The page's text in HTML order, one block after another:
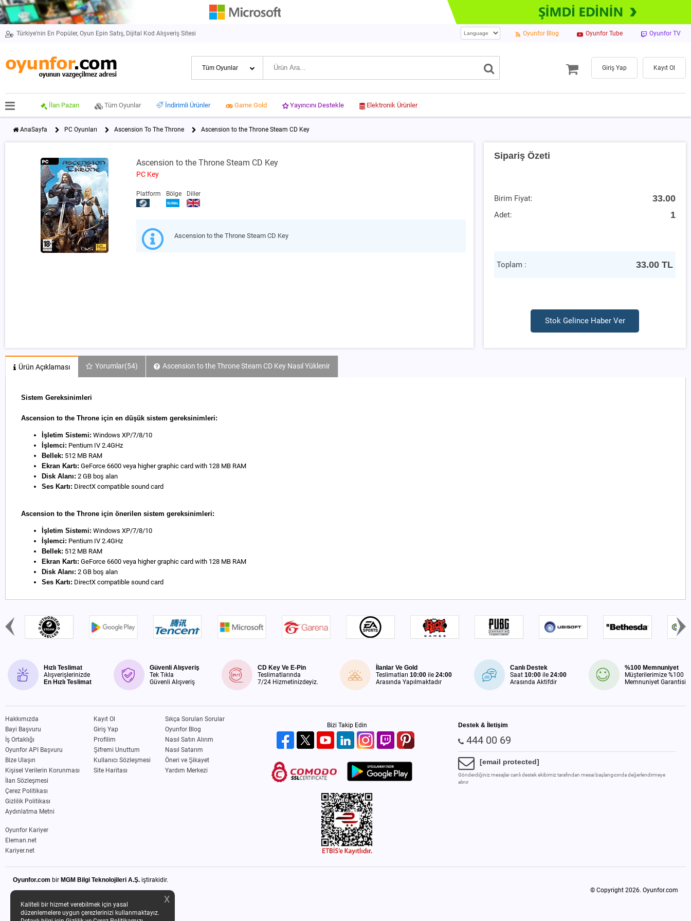
X
Kaliteli bir hizmet verebilmek için yasal
düzenlemelere uygun çerezlerinizi kullanmaktayız.
Türkiye'nin En Popüler, Oyun Epin Satış, Dijital Kod Alışveriş Sitesi Oyunfor Blog Oyunfor Tube Oyunfor TV
Giriş Yap Kayıt Ol
İlan Pazarı Tüm Oyunlar İndirimli Ürünler Game Gold Yayıncını Destekle Elektronik Ürünler
AnaSayfa PC Oyunları Ascension To The Throne Ascension to the Throne Steam CD Key
Ascension to the Throne Steam CD Key
PC Key
Platform Bölge Diller
Ascension to the Throne Steam CD Key
Sipariş Özeti
Birim Fiyat: 33.00
Adet: 1
Toplam : 33.00 TL
Stok Gelince Haber Ver
Ürün Açıklaması Yorumlar(54) Ascension to the Throne Steam CD Key Nasıl Yüklenir
Sistem Gereksinimleri
Ascension to the Throne için en düşük sistem gereksinimleri:
İşletim Sistemi: Windows XP/7/8/10
İşlemci: Pentium IV 2.4GHz
Bellek: 512 MB RAM
Ekran Kartı: GeForce 6600 veya higher graphic card with 128 MB RAM
Disk Alanı: 2 GB boş alan
Ses Kartı: DirectX compatible sound card
Ascension to the Throne için önerilen sistem gereksinimleri:
İşletim Sistemi: Windows XP/7/8/10
İşlemci: Pentium IV 2.4GHz
Bellek: 512 MB RAM
Ekran Kartı: GeForce 6600 veya higher graphic card with 128 MB RAM
Disk Alanı: 2 GB boş alan
Ses Kartı: DirectX compatible sound card
Hızlı Teslimat
Alışverişlerinizde
En Hızlı Teslimat
Güvenli Alışveriş
Tek Tıkla
Güvenli Alışveriş
CD Key Ve E-Pin
Teslimatlarında
7/24 Hizmetinizdeyiz.
İlanlar Ve Gold
Teslimatları10:00 ile24:00
Arasında Yapılmaktadır
Canlı Destek
Saat10:00 ile24:00
Arasında Aktifdir
%100 Memnuniyet
Müşterilerimize %100
Memnuniyet Garantisi
Hakkımızda
Bayi Başvuru
İş Ortaklığı
Oyunfor API Başvuru
Bize Ulaşın
Kişisel Verilerin Korunması
İlan Sözleşmesi
Çerez Politikası
Gizlilik Politikası
Aydınlatma Metni
Kayıt Ol
Giriş Yap
Profilim
Şifremi Unuttum
Kullanıcı Sözleşmesi
Site Haritası
Sıkça Sorulan Sorular
Oyunfor Blog
Nasıl Satın Alırım
Nasıl Satarım
Öneri ve Şikayet
Yardım Merkezi
Oyunfor Kariyer
Eleman.net
Kariyer.net
Bizi Takip Edin Destek & İletişim
444 00 69
[email protected]
Gönderdiğiniz mesajlar canlı destek ekibimiz tarafından mesai başlangıcında değerlendirmeye
alınır
Oyunfor.com bir MGM Bilgi Teknolojileri A.Ş. iştirakidir.
© Copyright 2026. Oyunfor.com